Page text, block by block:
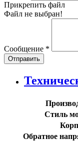
Прикрепить файл
Файл не выбран!
Сообщение *
Отправить
Стиль
Обратное